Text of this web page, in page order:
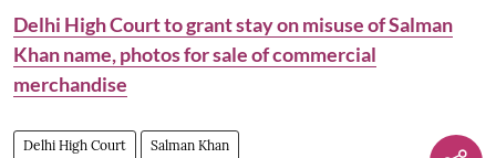
Delhi High Court to grant stay on misuse of Salman
Khan name, photos for sale of commercial
merchandise
Delhi High Court Salman Khan